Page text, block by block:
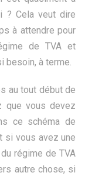
? Cela veut dire
à attendre pour
de TVA et
besoin, à terme.
au tout début de
que vous devez
ce schéma de
si vous avez une
régime de TVA
autre chose, si